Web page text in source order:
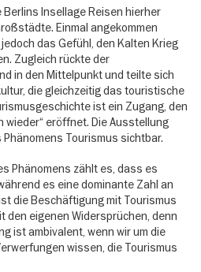
Insellage Reisen hierher
Einmal angekommen
das Gefühl, den Kalten Krieg
Zugleich rückte der
in den Mittelpunkt und teilte sich
die gleichzeitig das touristische
ist ein Zugang, den
wieder“ eröffnet. Die Ausstellung
Tourismus sichtbar.
Phänomens zählt es, dass es
es eine dominante Zahl an
die Beschäftigung mit Tourismus
den eigenen Widersprüchen, denn
ist ambivalent, wenn wir um die
wissen, die Tourismus